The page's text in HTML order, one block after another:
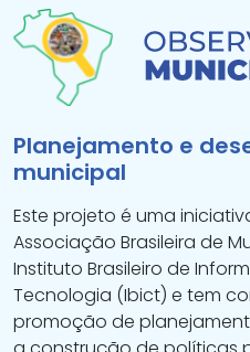
Planejamento e
municipal
Este projeto é uma
Associação Brasileira de
Instituto Brasileiro de
Tecnologia (Ibict) e tem
promoção de